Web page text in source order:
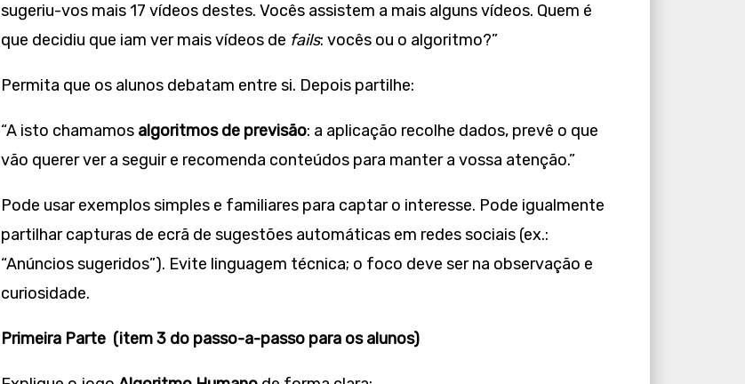
sugeriu-vos mais 17 vídeos destes. Vocês assistem a mais alguns vídeos. Quem é
que decidiu que iam ver mais vídeos de fails: vocês ou o algoritmo?”
Permita que os alunos debatam entre si. Depois partilhe:
“A isto chamamos algoritmos de previsão: a aplicação recolhe dados, prevê o que
vão querer ver a seguir e recomenda conteúdos para manter a vossa atenção.”
Pode usar exemplos simples e familiares para captar o interesse. Pode igualmente
partilhar capturas de ecrã de sugestões automáticas em redes sociais (ex.:
“Anúncios sugeridos”). Evite linguagem técnica; o foco deve ser na observação e
curiosidade.
Primeira Parte (item 3 do passo-a-passo para os alunos)